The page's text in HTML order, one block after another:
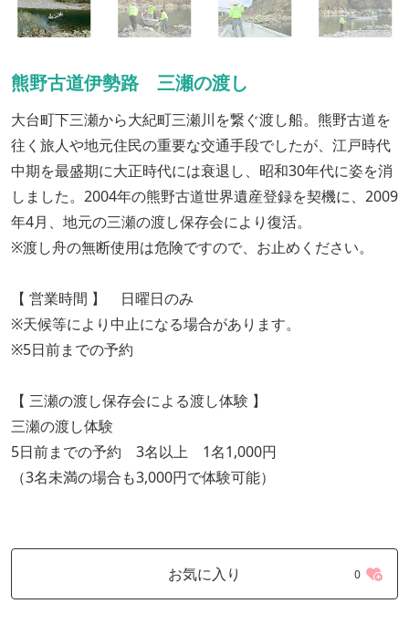
熊野古道伊勢路 三瀬の渡し
大台町下三瀬から大紀町三瀬川を繋ぐ渡し船。熊野古道を
往く旅人や地元住民の重要な交通手段でしたが、江戸時代
中期を最盛期に大正時代には衰退し、昭和30年代に姿を消
しました。2004年の熊野古道世界遺産登録を契機に、2009
年4月、地元の三瀬の渡し保存会により復活。
※渡し舟の無断使用は危険ですので、お止めください。
【 営業時間 】 日曜日のみ
※天候等により中止になる場合があります。
※5日前までの予約
【 三瀬の渡し保存会による渡し体験 】
三瀬の渡し体験
5日前までの予約 3名以上 1名1,000円
（3名未満の場合も3,000円で体験可能）
お気に入り 0